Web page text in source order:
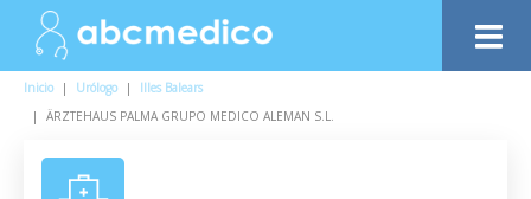
Inicio | Urólogo |
Illes Balears
|
ÄRZTEHAUS PALMA GRUPO MEDICO ALEMAN S.L.